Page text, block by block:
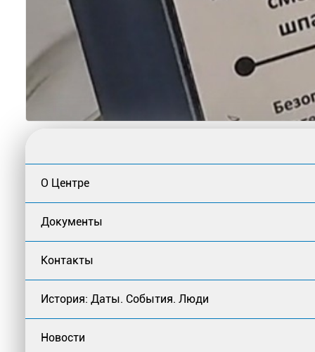
О Центре
Документы
Контакты
История: Даты. События. Люди
Новости